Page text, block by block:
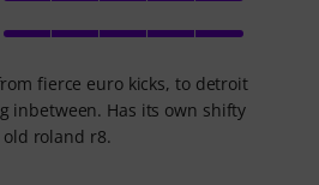
fierce euro kicks, to detroit
inbetween. Has its own shifty
roland r8.